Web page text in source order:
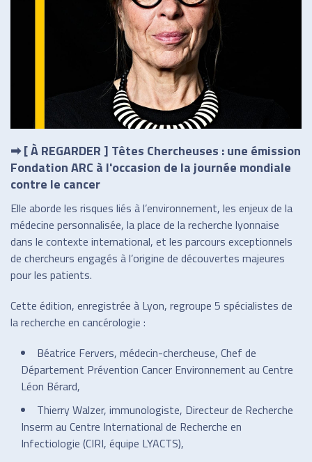
➡ [ À REGARDER ] Têtes Chercheuses : une émission
Fondation ARC à l'occasion de la journée mondiale
contre le cancer
Elle aborde les risques liés à l’environnement, les enjeux de la
médecine personnalisée, la place de la recherche lyonnaise
dans le contexte international, et les parcours exceptionnels
de chercheurs engagés à l’origine de découvertes majeures
pour les patients.
Cette édition, enregistrée à Lyon, regroupe 5 spécialistes de
la recherche en cancérologie :
Béatrice Fervers, médecin-chercheuse, Chef de
Département Prévention Cancer Environnement au Centre
Léon Bérard,
Thierry Walzer, immunologiste, Directeur de Recherche
Inserm au Centre International de Recherche en
Infectiologie (CIRI, équipe LYACTS),